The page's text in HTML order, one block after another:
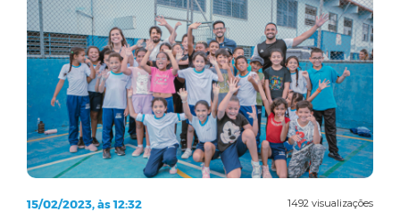
1492 visualizações
15/02/2023, às 12:32